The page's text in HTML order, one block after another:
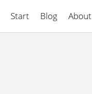
Start Blog About